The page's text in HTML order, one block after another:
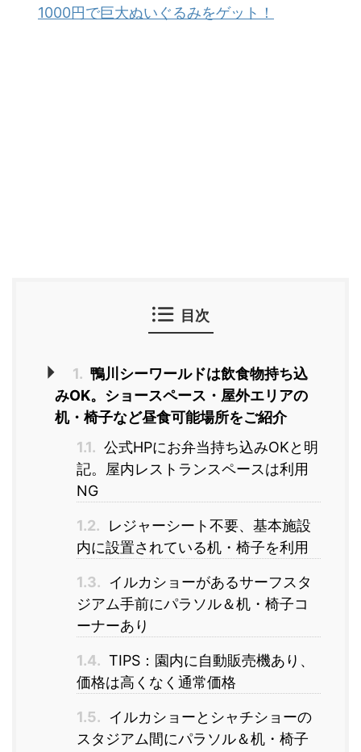
1000円で巨大ぬいぐるみをゲット！
目次
1. 鴨川シーワールドは飲食物持ち込
みOK。ショースペース・屋外エリアの
机・椅子など昼食可能場所をご紹介
1.1. 公式HPにお弁当持ち込みOKと明
記。屋内レストランスペースは利用
NG
1.2.
レジャーシート不要、基本施設
内に設置されている机・椅子を利用
1.3.
イルカショーがあるサーフスタ
ジアム手前にパラソル＆机・椅子コ
ーナーあり
1.4. TIPS：園内に自動販売機あり、
価格は高くなく通常価格
1.5.
イルカショーとシャチショーの
スタジアム間にパラソル＆机・椅子